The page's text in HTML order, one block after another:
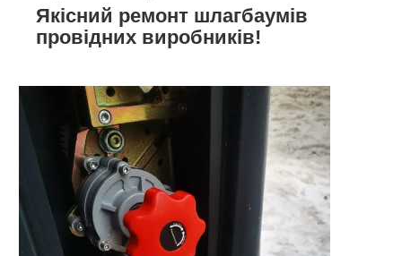
Якісний ремонт шлагбаумів
провідних виробників!